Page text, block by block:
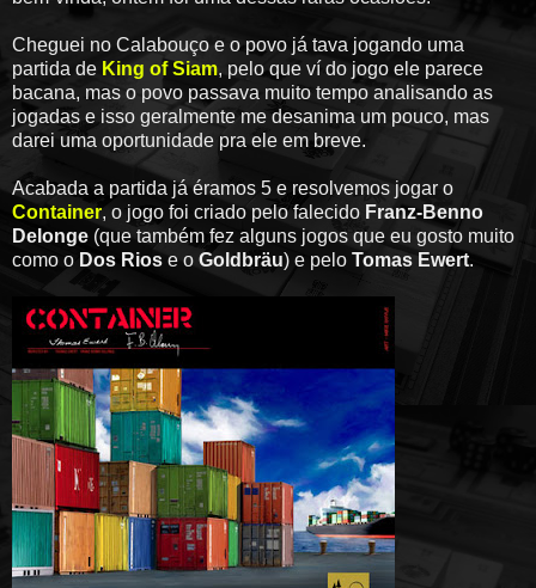
Cheguei no Calabouço e o povo já tava jogando uma
partida de King of Siam, pelo que ví do jogo ele parece
bacana, mas o povo passava muito tempo analisando as
jogadas e isso geralmente me desanima um pouco, mas
darei uma oportunidade pra ele em breve.
Acabada a partida já éramos 5 e resolvemos jogar o
Container, o jogo foi criado pelo falecido Franz-Benno
Delonge (que também fez alguns jogos que eu gosto muito
como o Dos Rios e o Goldbräu) e pelo Tomas Ewert.